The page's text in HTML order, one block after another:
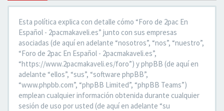
Esta política explica con detalle cómo “Foro de 2pac En
Español - 2pacmakaveli.es” junto con sus empresas
asociadas (de aquí en adelante “nosotros”, “nos”, “nuestro”,
“Foro de 2pac En Español - 2pacmakaveli.es”,
“https://www.2pacmakaveli.es/foro”) y phpBB (de aquí en
adelante “ellos”, “sus”, “software phpBB”,
“www.phpbb.com”, “phpBB Limited”, “phpBB Teams”)
emplean cualquier información obtenida durante cualquier
sesión de uso por usted (de aquí en adelante “su